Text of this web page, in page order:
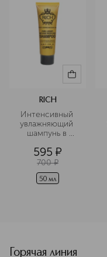
RICH
Интенсивный
увлажняющий
шампунь в
формате
595 ¤
700 ¤
50 мл
Горячая линия